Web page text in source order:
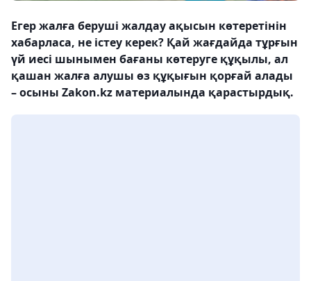
Егер жалға беруші жалдау ақысын көтеретінін
хабарласа, не істеу керек? Қай жағдайда тұрғын
үй иесі шынымен бағаны көтеруге құқылы, ал
қашан жалға алушы өз құқығын қорғай алады
– осыны Zakon.kz материалында қарастырдық.